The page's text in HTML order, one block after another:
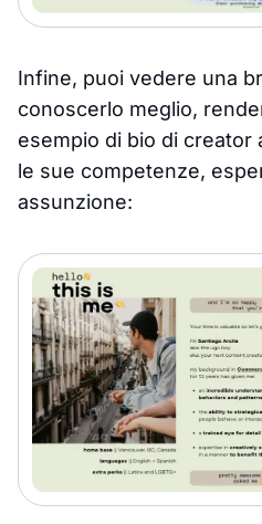
Infine, puoi vedere una
conoscerlo meglio,
esempio di bio di creator
le sue competenze,
assunzione: